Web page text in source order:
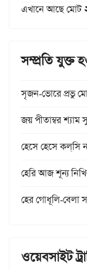
এখানে আছে মোট
সম্প্রতি যুক্ত
সৃজন-ভোরে প্রভু
জয় পীতাম্বর শ্যাম
হেসে হেসে কল্‌সি
হেরি আজ শূন্য
হের গোধূলি-বেলা
ওয়েবসাইট